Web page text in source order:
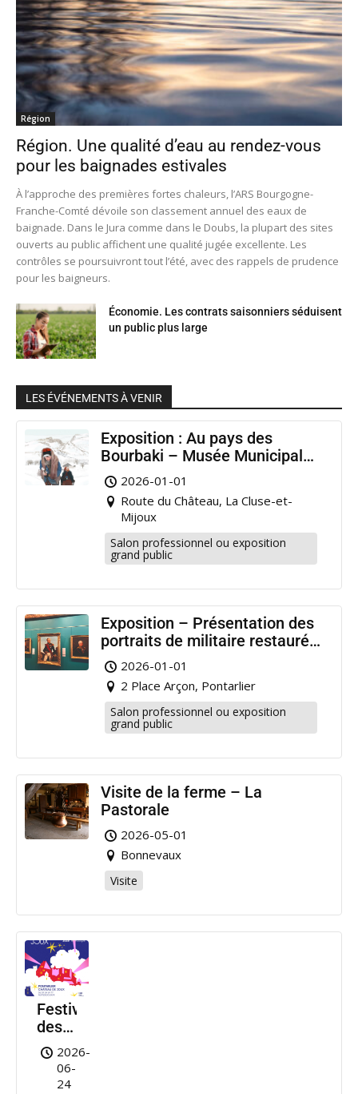
Région
Région. Une qualité d’eau au rendez-vous
pour les baignades estivales
À l’approche des premières fortes chaleurs, l’ARS Bourgogne-
Franche-Comté dévoile son classement annuel des eaux de
baignade. Dans le Jura comme dans le Doubs, la plupart des sites
ouverts au public affichent une qualité jugée excellente. Les
contrôles se poursuivront tout l’été, avec des rappels de prudence
pour les baigneurs.
Économie. Les contrats saisonniers séduisent
un public plus large
LES ÉVÉNEMENTS À VENIR
Exposition : Au pays des
Bourbaki – Musée Municipal
Pontarlier
2026-01-01
Route du Château, La Cluse-et-
Mijoux
Salon professionnel ou exposition
grand public
Exposition – Présentation des
portraits de militaire restaurés
à Pontarlier
2026-01-01
2 Place Arçon, Pontarlier
Salon professionnel ou exposition
grand public
Visite de la ferme – La
Pastorale
2026-05-01
Bonnevaux
Visite
Festival
des
Nuits
de
Joux
2026-
06-
24